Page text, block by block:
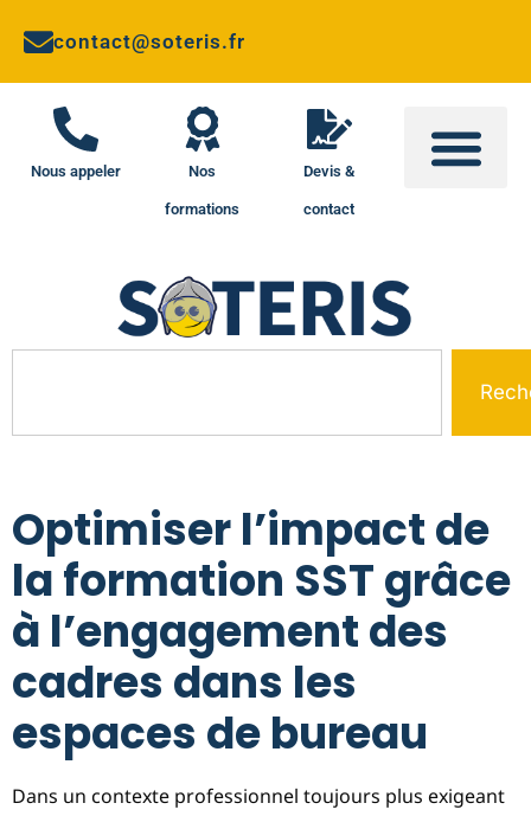
contact@soteris.fr
Nous appeler Nos
formations
Devis &
contact
Optimiser l’impact de
la formation SST grâce
à l’engagement des
cadres dans les
espaces de bureau
Dans un contexte professionnel toujours plus exigeant